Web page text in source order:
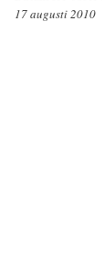
17 augusti 2010